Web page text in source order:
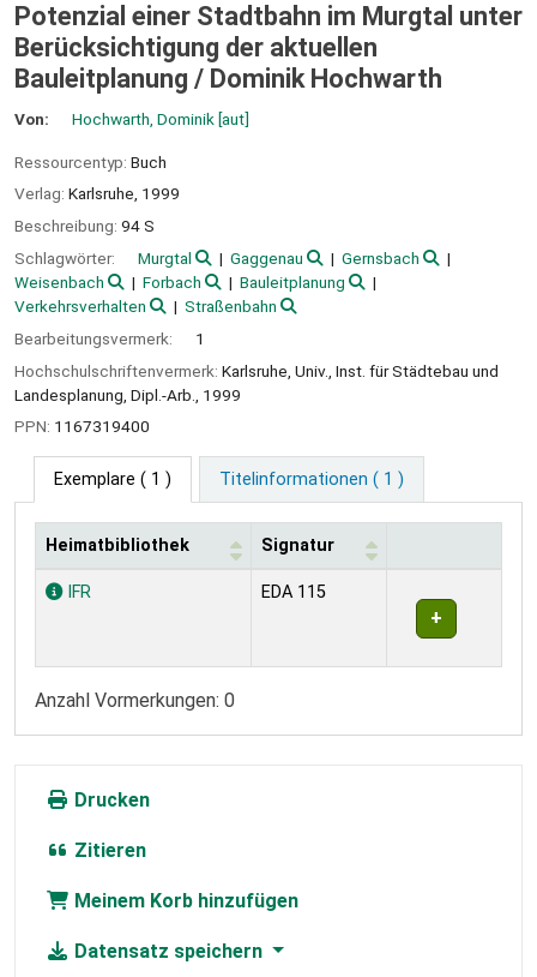
Potenzial einer Stadtbahn im Murgtal unter
Berücksichtigung der aktuellen
Bauleitplanung / Dominik Hochwarth
Von: Hochwarth, Dominik [aut]
Ressourcentyp: Buch
Verlag: Karlsruhe, 1999
Beschreibung: 94 S
Schlagwörter:
Murgtal Gaggenau
Gernsbach
Weisenbach
Forbach
Bauleitplanung
Verkehrsverhalten
Straßenbahn
Bearbeitungsvermerk:
1
Hochschulschriftenvermerk: Karlsruhe, Univ., Inst. für Städtebau und
Landesplanung, Dipl.-Arb., 1999
PPN: 1167319400
Exemplare ( 1 ) Titelinformationen ( 1 )
Exemplare
Heimatbibliothek Signatur
IFR EDA 115
Anzahl Vormerkungen: 0
Drucken
Zitieren
Meinem Korb hinzufügen
Datensatz speichern